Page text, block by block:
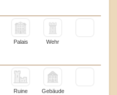
Palais Wehr
Ruine Gebäude